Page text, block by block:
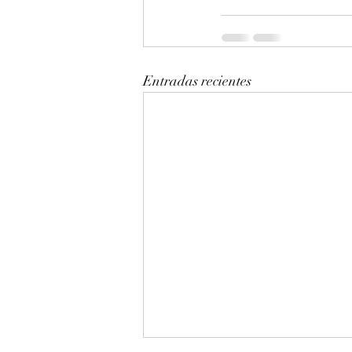
Entradas recientes